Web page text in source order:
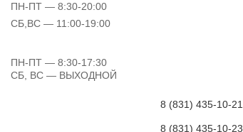
ПН-ПТ — 8:30-20:00
СБ,ВС — 11:00-19:00
ПН-ПТ — 8:30-17:30
СБ, ВС — ВЫХОДНОЙ
8 (831) 435-10-21
8 (831) 435-10-23